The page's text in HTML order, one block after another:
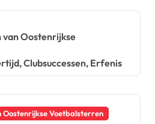
Oostenrijkse
Clubsuccessen, Erfenis
Voetbalsterren